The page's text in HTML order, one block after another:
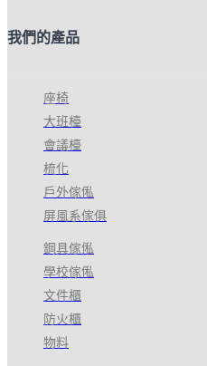
我們的產品
座椅
大班檯
會議檯
梳化
戶外傢俬
屏風系傢俱
鋼具傢俬
學校傢俬
文件櫃
防火櫃
物料